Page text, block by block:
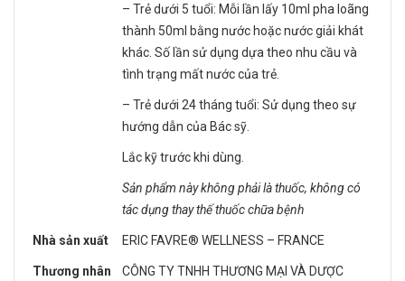
– Trẻ dưới 5 tuổi: Mỗi lần lấy 10ml pha loãng
thành 50ml bằng nước hoặc nước giải khát
khác. Số lần sử dụng dựa theo nhu cầu và
tình trạng mất nước của trẻ.
– Trẻ dưới 24 tháng tuổi: Sử dụng theo sự
hướng dẫn của Bác sỹ.
Lắc kỹ trước khi dùng.
Sản phẩm này không phải là thuốc, không có
tác dụng thay thế thuốc chữa bệnh
Nhà sản xuất ERIC FAVRE® WELLNESS – FRANCE
Thương nhân
CÔNG TY TNHH THƯƠNG MẠI VÀ DƯỢC